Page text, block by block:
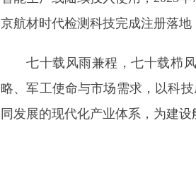
京航材时代检测科技完成注册落
七十载风雨兼程，七十载栉
略、军工使命与市场需求，以科
同发展的现代化产业体系，为建